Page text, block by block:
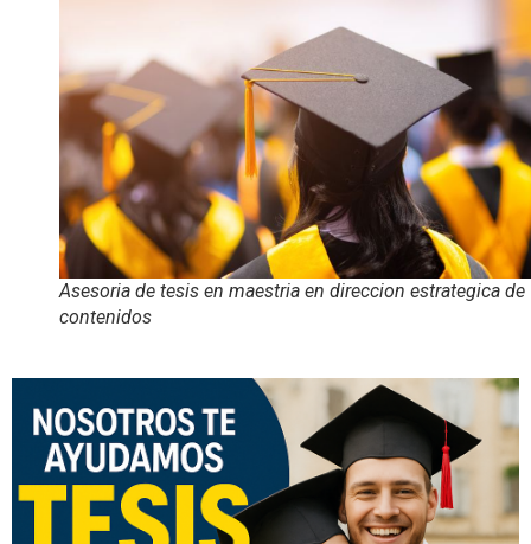
Asesoria de tesis en maestria en direccion estrategica de
contenidos